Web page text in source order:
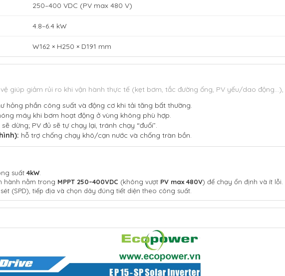
250–400 VDC (PV max 480 V)
4.8–6.4 kW
W162 × H250 × D191 mm
giúp giảm rủi ro khi vận hành thực tế (kẹt bơm, tắc đường ống, PV yếu/dao động…),
hỏng phần công suất và động cơ khi tải tăng bất thường.
máy khi bơm hoạt động ở vùng không phù hợp.
dừng; PV đủ sẽ tự chạy lại, tránh chạy “đuối”.
hỗ trợ chống chạy khô/cạn nước và chống tràn bồn.
suất 4kW
hành nằm trong MPPT 250–400VDC (không vượt PV max 480V) để chạy ổn định và ít lỗi.
(SPD), tiếp địa và chọn dây đúng tiết diện theo công suất.